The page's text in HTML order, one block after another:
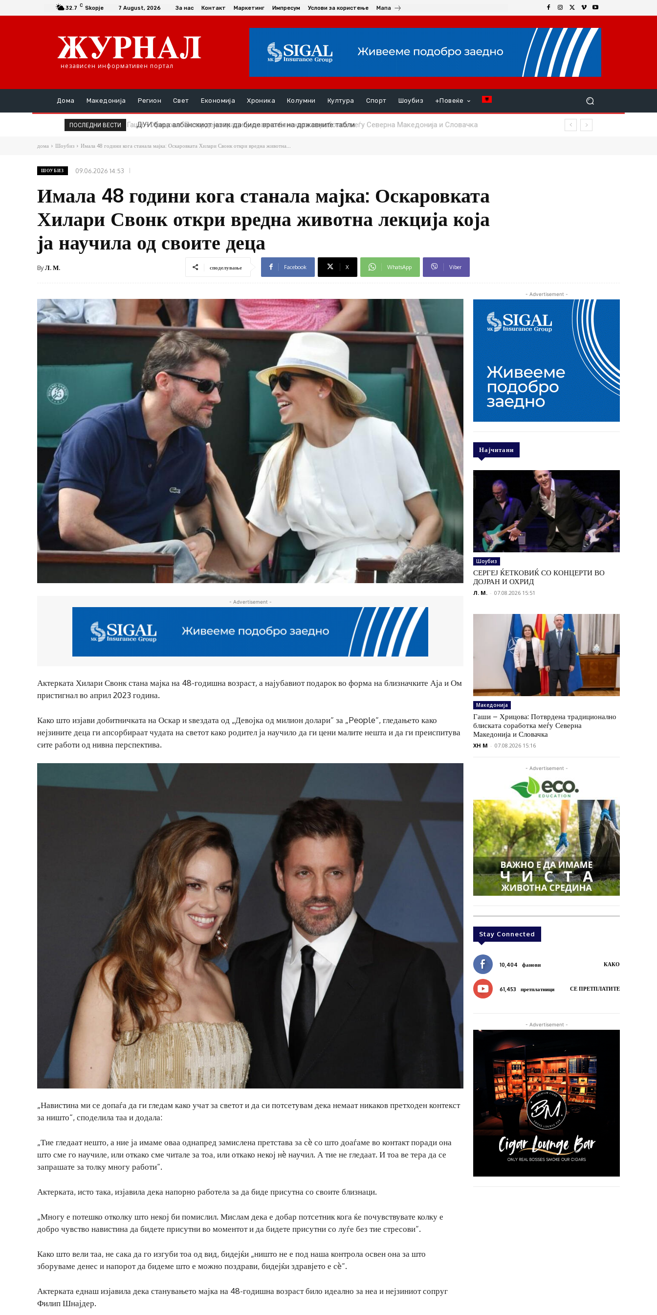
32.7 C Skopje 7 August, 2026 За нас Контакт Маркетинг Импресум Услови за користење Мапа
независен информативен портал
Дома Македонија Регион Свет Економија Хроника Колумни Култура Спорт Шоубиз +Повеќе
ПОСЛЕДНИ ВЕСТИ ДУИ бара албанскиот јазик да биде вратен на државните табли
дома Шоубиз Имала 48 години кога станала мајка: Оскаровката Хилари Свонк откри вредна животна...
ШОУБИЗ 09.06.2026 14:53
Имала 48 години кога станала мајка: Оскаровката
Хилари Свонк откри вредна животна лекција која
ја научила од своите деца
ByЛ. М. споделување Facebook X WhatsApp Viber
- Advertisement -
Актерката Хилари Свонк стана мајка на 48-годишна возраст, а најубавиот подарок во форма на близначките Аја и Ом
пристигнал во април 2023 година.
Како што изјави добитничката на Оскар и ѕвездата од „Девојка од милион долари“ за „People“, гледањето како
нејзините деца ги апсорбираат чудата на светот како родител ја научило да ги цени малите нешта и да ги преиспитува
сите работи од нивна перспектива.
„Навистина ми се допаѓа да ги гледам како учат за светот и да си потсетувам дека немаат никаков претходен контекст
за ништо“, споделила таа и додала:
„Тие гледаат нешто, а ние ја имаме оваа однапред замислена претстава за сè со што доаѓаме во контакт поради она
што сме го научиле, или откако сме читале за тоа, или откако некој нè научил. А тие не гледаат. И тоа ве тера да се
запрашате за толку многу работи“.
Актерката, исто така, изјавила дека напорно работела за да биде присутна со своите близнаци.
„Многу е потешко отколку што некој би помислил. Мислам дека е добар потсетник кога ќе почувствувате колку е
добро чувство навистина да бидете присутни во моментот и да бидете присутни со луѓе без тие стресови“.
Како што вели таа, не сака да го изгуби тоа од вид, бидејќи „ништо не е под наша контрола освен она за што
зборуваме денес и напорот да бидеме што е можно поздрави, бидејќи здравјето е сè“.
Актерката еднаш изјавила дека станувањето мајка на 48-годишна возраст било идеално за неа и нејзиниот сопруг
Филип Шнајдер.
- Advertisement -
Најчитани
Шоубиз
СЕРГЕЈ ЌЕТКОВИЌ СО КОНЦЕРТИ ВО
ДОЈРАН И ОХРИД
Л. М. - 07.08.2026 15:51
Македонија
Гаши – Хрицова: Потврдена традиционално
блиската соработка меѓу Северна
Македонија и Словачка
XH M - 07.08.2026 15:16
- Advertisement -
Stay Connected
10,404 фанови КАКО
61,453 претплатници СЕ ПРЕТПЛАТИТЕ
- Advertisement -